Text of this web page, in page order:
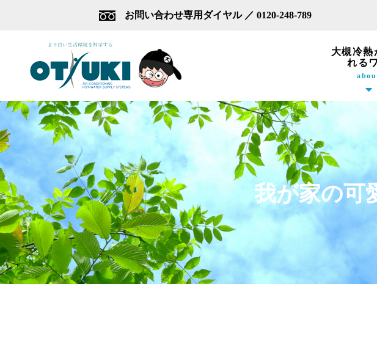
お問い合わせ専用ダイヤル ／ 0120-248-789
大槻冷熱
れる
我が家の